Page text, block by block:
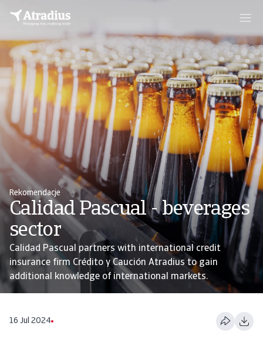
Rekomendacje
Calidad Pascual - beverages
sector
Calidad Pascual partners with international credit
insurance firm Crédito y Caución Atradius to gain
additional knowledge of international markets.
16 Jul 2024